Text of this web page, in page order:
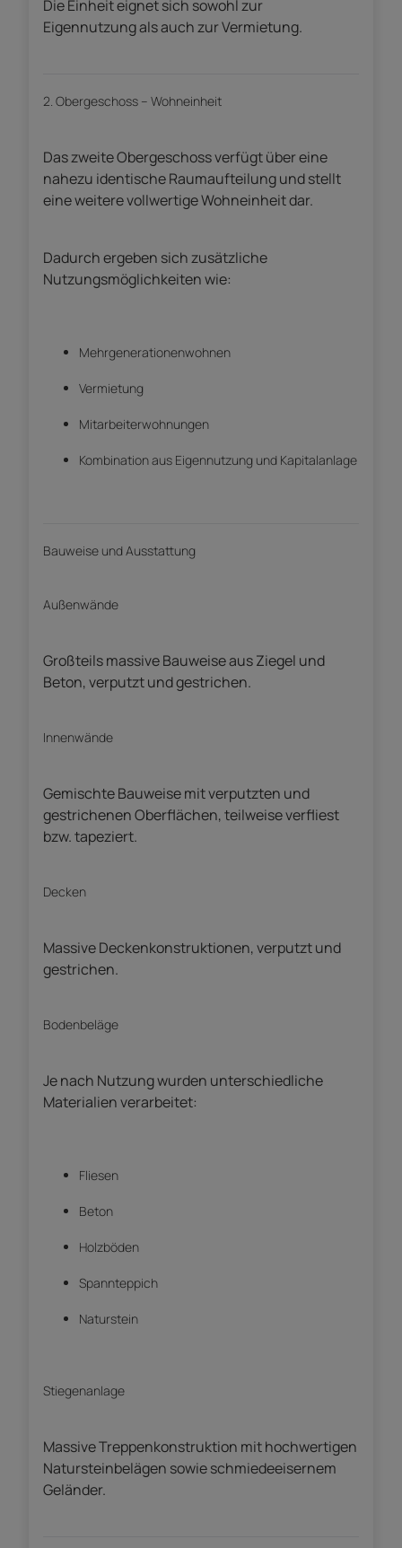
Die Einheit eignet sich sowohl zur
Eigennutzung als auch zur Vermietung.
2. Obergeschoss – Wohneinheit
Das zweite Obergeschoss verfügt über eine
nahezu identische Raumaufteilung und stellt
eine weitere vollwertige Wohneinheit dar.
Dadurch ergeben sich zusätzliche
Nutzungsmöglichkeiten wie:
Mehrgenerationenwohnen
Vermietung
Mitarbeiterwohnungen
Kombination aus Eigennutzung und Kapitalanlage
Bauweise und Ausstattung
Außenwände
Großteils massive Bauweise aus Ziegel und
Beton, verputzt und gestrichen.
Innenwände
Gemischte Bauweise mit verputzten und
gestrichenen Oberflächen, teilweise verfliest
bzw. tapeziert.
Decken
Massive Deckenkonstruktionen, verputzt und
gestrichen.
Bodenbeläge
Je nach Nutzung wurden unterschiedliche
Materialien verarbeitet:
Fliesen
Beton
Holzböden
Spannteppich
Naturstein
Stiegenanlage
Massive Treppenkonstruktion mit hochwertigen
Natursteinbelägen sowie schmiedeeisernem
Geländer.